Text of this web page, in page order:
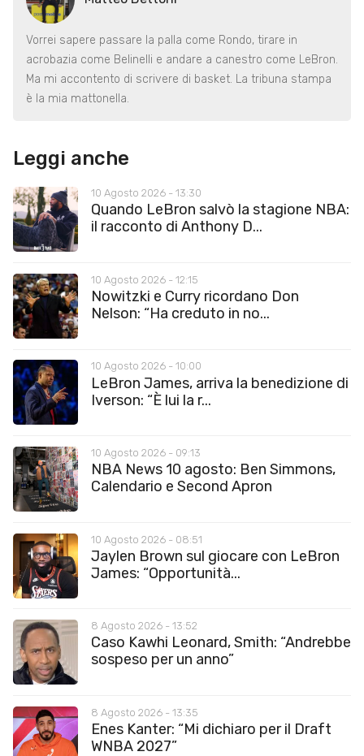
Vorrei sapere passare la palla come Rondo, tirare in
acrobazia come Belinelli e andare a canestro come LeBron.
Ma mi accontento di scrivere di basket. La tribuna stampa
è la mia mattonella.
Leggi anche
10 Agosto 2026 - 13:30
Quando LeBron salvò la stagione NBA:
il racconto di Anthony D...
10 Agosto 2026 - 12:15
Nowitzki e Curry ricordano Don
Nelson: “Ha creduto in no...
10 Agosto 2026 - 10:00
LeBron James, arriva la benedizione di
Iverson: “È lui la r...
10 Agosto 2026 - 09:13
NBA News 10 agosto: Ben Simmons,
Calendario e Second Apron
10 Agosto 2026 - 08:51
Jaylen Brown sul giocare con LeBron
James: “Opportunità...
8 Agosto 2026 - 13:52
Caso Kawhi Leonard, Smith: “Andrebbe
sospeso per un anno”
8 Agosto 2026 - 13:35
Enes Kanter: “Mi dichiaro per il Draft
WNBA 2027”